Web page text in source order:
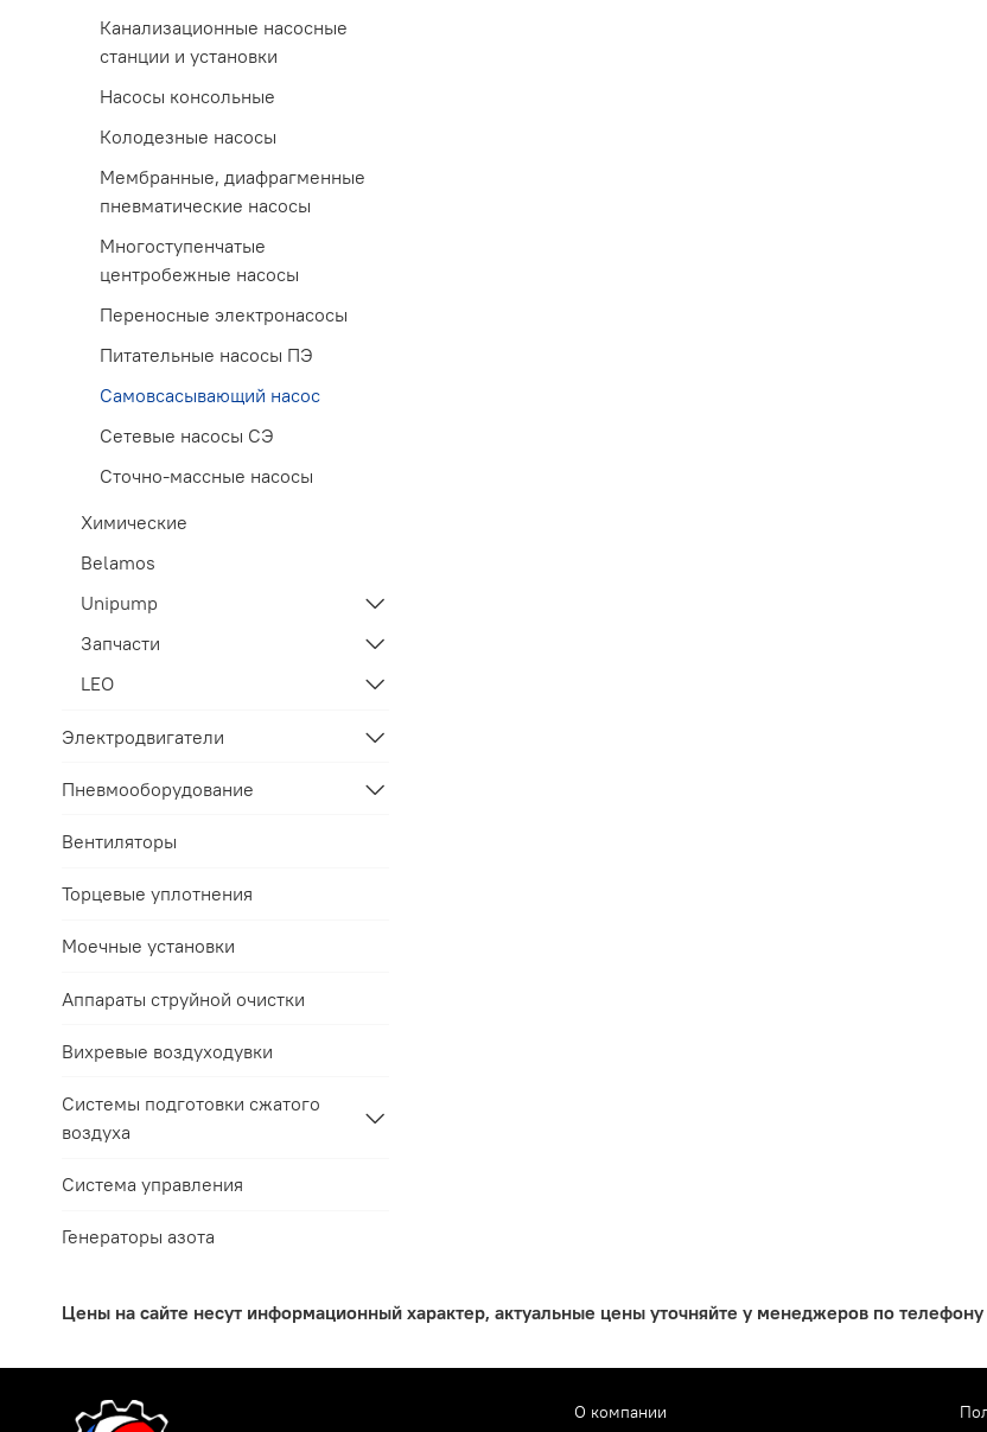
Канализационные насосные
станции и установки
Насосы консольные
Колодезные насосы
Мембранные, диафрагменные
пневматические насосы
Многоступенчатые
центробежные насосы
Переносные электронасосы
Питательные насосы ПЭ
Самовсасывающий насос
Сетевые насосы СЭ
Сточно-массные насосы
Химические
Belamos
Unipump
Запчасти
LEO
Электродвигатели
Пневмооборудование
Вентиляторы
Торцевые уплотнения
Моечные установки
Аппараты струйной очистки
Вихревые воздуходувки
Системы подготовки сжатого
воздуха
Система управления
Генераторы азота
Цены на сайте несут информационный характер, актуальные цены уточняйте у менеджеров по
О компании